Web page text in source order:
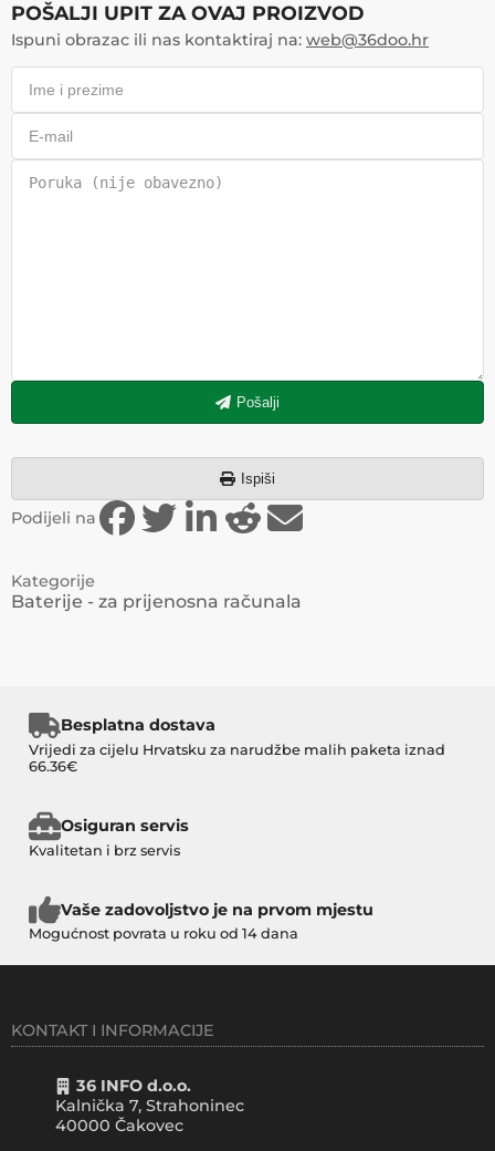
POŠALJI UPIT ZA OVAJ PROIZVOD
Ispuni obrazac ili nas kontaktiraj na: web@36doo.hr
Pošalji
Ispiši
Podijeli na
Kategorije
Baterije - za prijenosna računala
Besplatna dostava
Vrijedi za cijelu Hrvatsku za narudžbe malih paketa iznad
66.36€
Osiguran servis
Kvalitetan i brz servis
Vaše zadovoljstvo je na prvom mjestu
Mogućnost povrata u roku od 14 dana
KONTAKT I INFORMACIJE
36 INFO d.o.o.
Kalnička 7, Strahoninec
40000 Čakovec